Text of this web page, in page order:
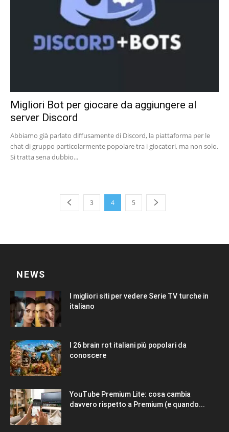
Migliori Bot per giocare da aggiungere al
server Discord
Abbiamo già parlato diffusamente di Discord, la piattaforma per le
chat di gruppo particolarmente popolare tra i giocatori, ma non solo.
Si tratta sena dubbio...
3 4 5
NEWS
I migliori siti per vedere Serie TV turche in
italiano
I 26 brain rot italiani più popolari da
conoscere
YouTube Premium Lite: cosa cambia
davvero rispetto a Premium (e quando...